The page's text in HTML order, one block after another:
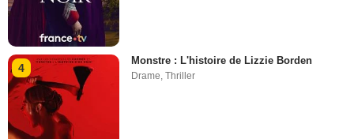
4
Monstre : L'histoire de Lizzie Borden
Drame,Thriller